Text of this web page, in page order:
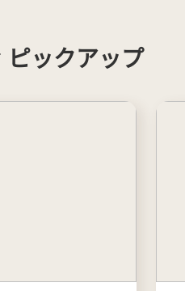
ピックアップ